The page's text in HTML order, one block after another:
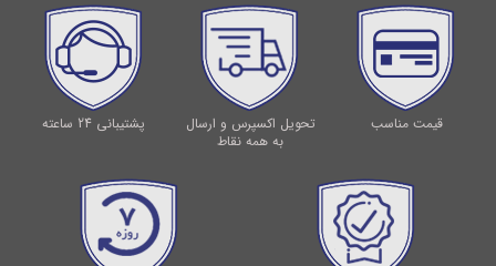
قیمت مناسب
تحویل اکسپرس و ارسال
به همه نقاط
پشتیبانی 24 ساعته